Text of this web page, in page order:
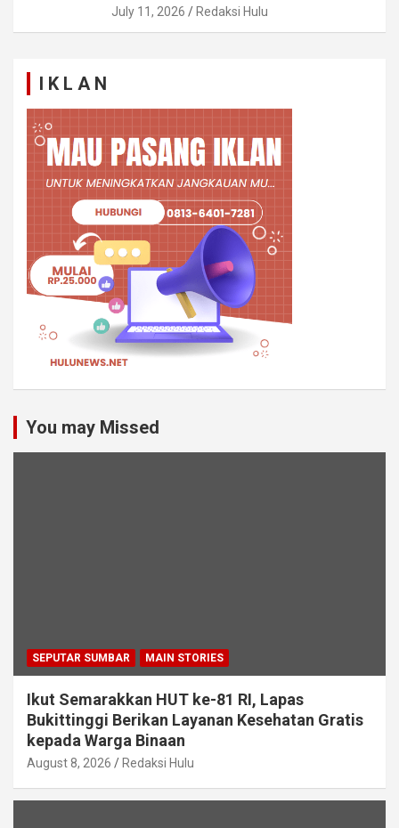
July 11, 2026 Redaksi Hulu
I K L A N
You may Missed
SEPUTAR SUMBAR MAIN STORIES
Ikut Semarakkan HUT ke-81 RI, Lapas
Bukittinggi Berikan Layanan Kesehatan Gratis
kepada Warga Binaan
August 8, 2026 Redaksi Hulu